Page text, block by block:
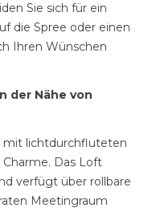
Sie sich für ein
die Spree oder einen
Ihren Wünschen
der Nähe von
mit lichtdurchfluteten
Das Loft
verfügt über rollbare
Meetingraum